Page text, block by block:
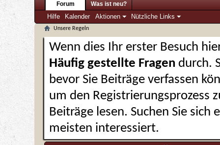
Forum
Hilfe Kalender Aktionen Nützliche Links
Was ist neu?
Unsere Regeln
Wenn dies Ihr erster Besuch
Häufig gestellte Fragen durch.
bevor Sie Beiträge verfassen
um den Registrierungsprozess
Beiträge lesen. Suchen Sie sich
meisten interessiert.